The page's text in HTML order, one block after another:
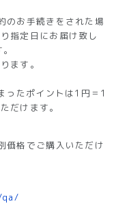
のお手続きをされた場
指定日にお届け致し
ます。
ったポイントは1円＝1
だけます。
価格でご購入いただけ
qa/